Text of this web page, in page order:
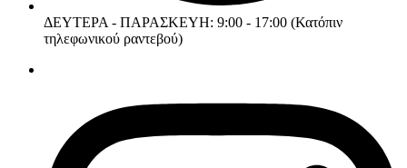
ΔΕΥΤΕΡΑ - ΠΑΡΑΣΚΕΥΗ: 9:00 - 17:00 (Κατόπιν
τηλεφωνικού ραντεβού)